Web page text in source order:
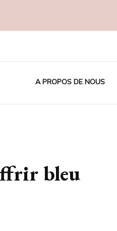
A PROPOS DE NOUS
bleu